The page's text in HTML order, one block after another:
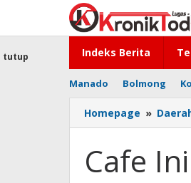
konten
Indeks Berita
Manado Bolmong
tutup
Homepage »
Cafe